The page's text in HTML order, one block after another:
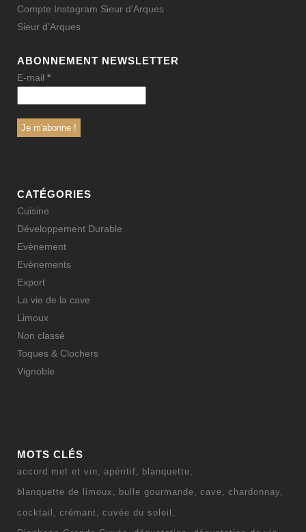
Compte Instagram Sieur d'Arques
Sieur d’Arques
ABONNEMENT NEWSLETTER
E-mail *
CATÉGORIES
Cuisine
Développement Durable
Evènement
Evènements
Export
La vie de la cave
Limoux
Non classé
Toques & Clochers
Vignoble
MOTS CLÉS
accord met et vin apéritif
blanquette
blanquette de limoux
bulle gourmande cave
chardonnay
cocktail
crémant
cuvée du soleil